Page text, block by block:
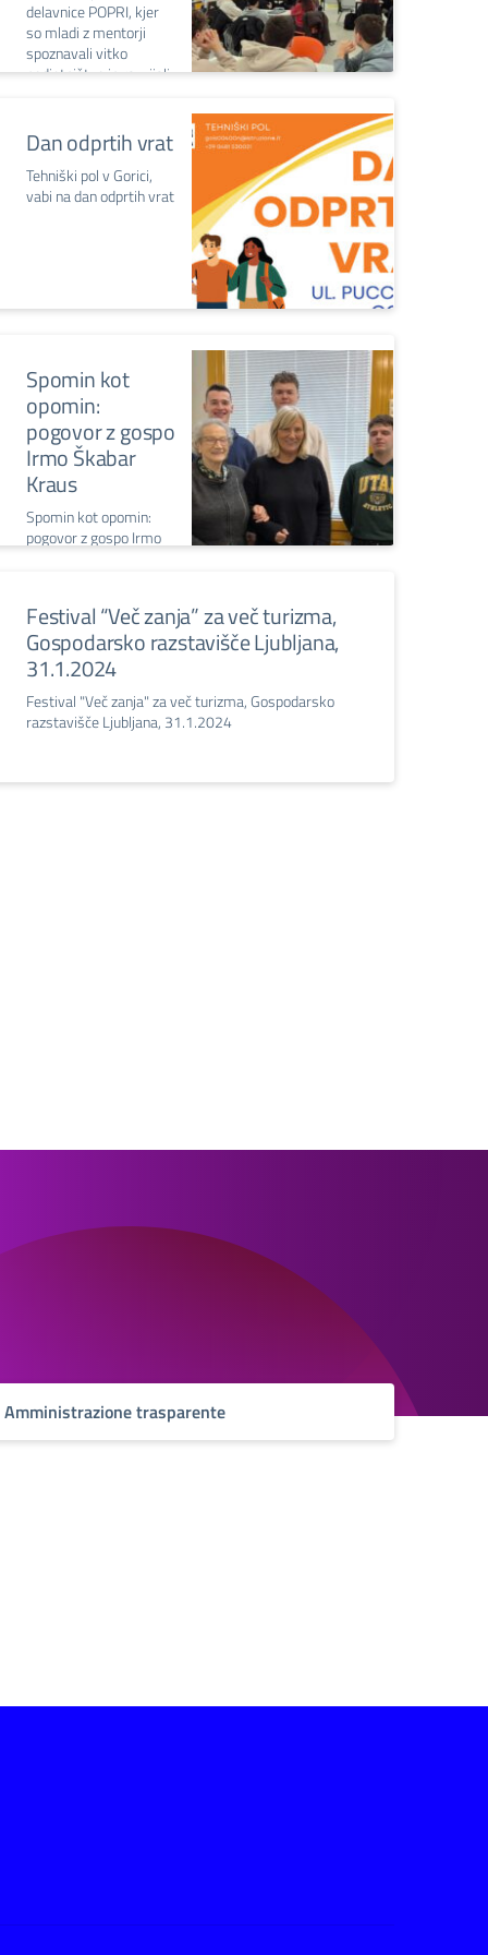
delavnice POPRI, kjer
so mladi z mentorji
spoznavali vitko
podjetništvo in razvijali
Dan odprtih vrat
Tehniški pol v Gorici,
vabi na dan odprtih vrat
Spomin kot
opomin:
pogovor z gospo
Irmo Škabar
Kraus
Spomin kot opomin:
pogovor z gospo Irmo
Festival “Več zanja” za več turizma,
Gospodarsko razstavišče Ljubljana,
31.1.2024
Festival "Več zanja" za več turizma, Gospodarsko
razstavišče Ljubljana, 31.1.2024
Amministrazione trasparente